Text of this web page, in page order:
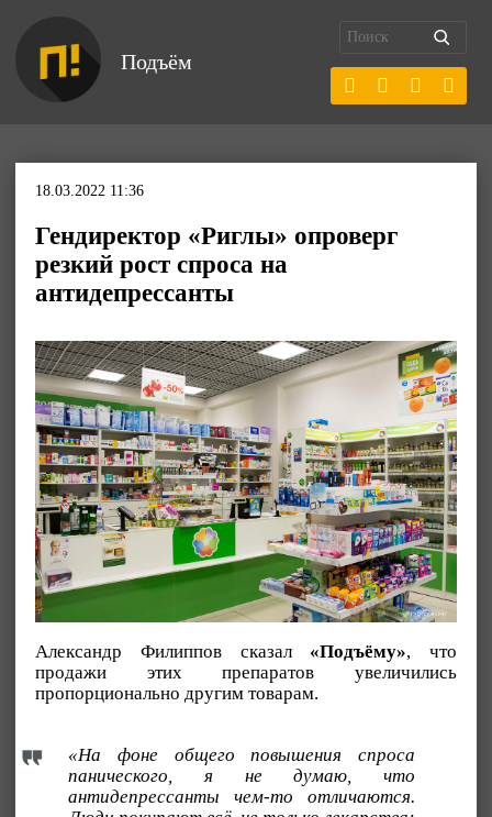
Подъём
18.03.2022 11:36
Гендиректор «Риглы» опроверг
резкий рост спроса на
антидепрессанты
Александр Филиппов сказал «Подъёму», что
продажи этих препаратов увеличились
пропорционально другим товарам.
«На фоне общего повышения спроса
панического, я не думаю, что
антидепрессанты чем-то отличаются.